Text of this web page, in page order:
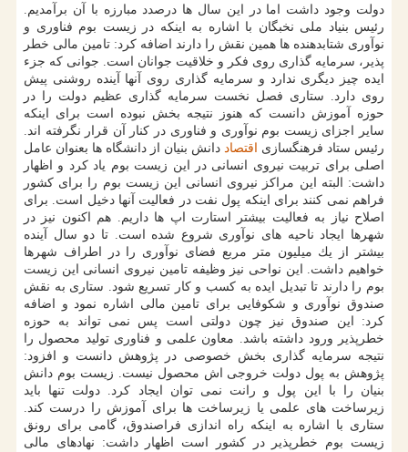
دولت وجود داشت اما در این سال ها درصدد مبارزه با آن برآمدیم.
رئیس بنیاد ملی نخبگان با اشاره به اینكه در زیست بوم فناوری و
نوآوری شتابدهنده ها همین نقش را دارند اضافه كرد: تامین مالی خطر
پذیر، سرمایه گذاری روی فكر و خلاقیت جوانان است. جوانی كه جزء
ایده چیز دیگری ندارد و سرمایه گذاری روی آنها آینده روشنی پیش
روی دارد. ستاری فصل نخست سرمایه گذاری عظیم دولت را در
حوزه آموزش دانست كه هنوز نتیجه بخش نبوده است برای اینكه
سایر اجزای زیست بوم نوآوری و فناوری در كنار آن قرار نگرفته اند.
رئیس ستاد فرهنگسازی اقتصاد دانش بنیان از دانشگاه ها بعنوان عامل
اصلی برای تربیت نیروی انسانی در این زیست بوم یاد كرد و اظهار
داشت: البته این مراكز نیروی انسانی این زیست بوم را برای كشور
فراهم نمی كنند برای اینكه پول نفت در فعالیت آنها دخیل است. برای
اصلاح نیاز به فعالیت بیشتر استارت اپ ها داریم. هم اكنون نیز در
شهرها ایجاد ناحیه های نوآوری شروع شده است. تا دو سال آینده
بیشتر از یك میلیون متر مربع فضای نوآوری را در اطراف شهرها
خواهیم داشت. این نواحی نیز وظیفه تامین نیروی انسانی این زیست
بوم را دارند تا تبدیل ایده به كسب و كار تسریع شود. ستاری به نقش
صندوق نوآوری و شكوفایی برای تامین مالی اشاره نمود و اضافه
كرد: این صندوق نیز چون دولتی است پس نمی تواند به حوزه
خطرپذیر ورود داشته باشد. معاون علمی و فناوری تولید محصول را
نتیجه سرمایه گذاری بخش خصوصی در پژوهش دانست و افزود:
پژوهش به پول دولت خروجی اش محصول نیست. زیست بوم دانش
بنیان را با این پول و رانت نمی توان ایجاد كرد. دولت تنها باید
زیرساخت های علمی یا زیرساخت ها برای آموزش را درست كند.
ستاری با اشاره به اینكه راه اندازی فراصندوق، گامی برای رونق
زیست بوم خطرپذیر در كشور است اظهار داشت: نهادهای مالی